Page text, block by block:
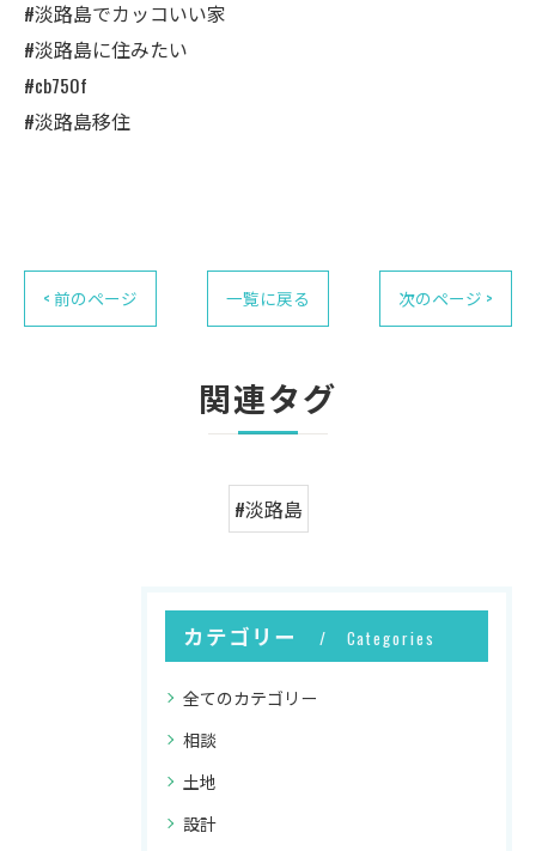
#淡路島でカッコいい家
#淡路島に住みたい
#cb750f
#淡路島移住
< 前のページ 一覧に戻る 次のページ >
関連タグ
#淡路島
カテゴリー Categories
全てのカテゴリー
相談
土地
設計